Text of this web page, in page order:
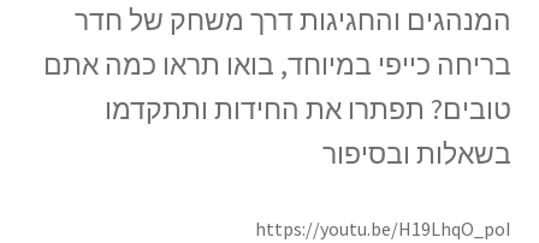
המנהגים והחגיגות דרך משחק של חדר
בריחה כייפי במיוחד, בואו תראו כמה אתם
טובים? תפתרו את החידות ותתקדמו
בשאלות ובסיפור
https://youtu.be/H19LhqO_poI